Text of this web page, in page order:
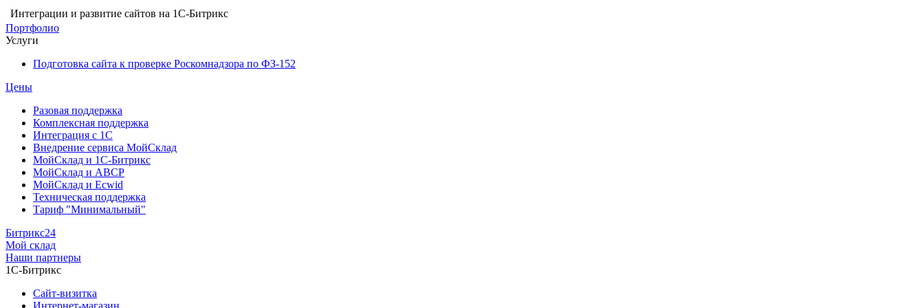
Интеграции и развитие сайтов на 1С-Битрикс
Портфолио
Услуги
Подготовка сайта к проверке Роскомнадзора по ФЗ-152
Цены
Разовая поддержка
Комплексная поддержка
Интеграция с 1С
Внедрение сервиса МойСклад
МойСклад и 1С-Битрикс
МойСклад и ABCP
МойСклад и Ecwid
Техническая поддержка
Тариф "Минимальный"
Битрикс24
Мой склад
Наши партнеры
1С-Битрикс
Сайт-визитка
Интернет-магазин